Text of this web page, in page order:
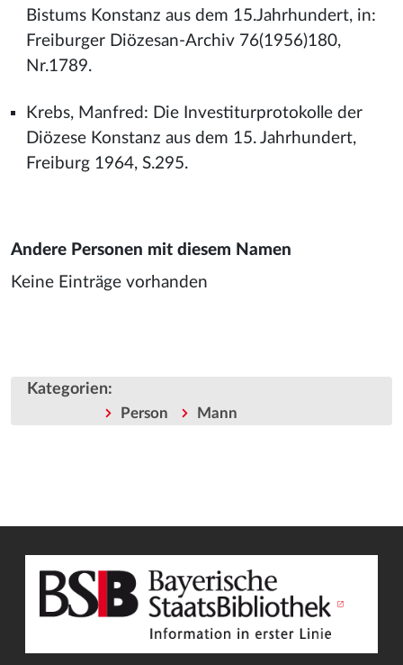
Bistums Konstanz aus dem 15.Jahrhundert, in:
Freiburger Diözesan-Archiv 76(1956)180,
Nr.1789.
Krebs, Manfred: Die Investiturprotokolle der
Diözese Konstanz aus dem 15. Jahrhundert,
Freiburg 1964, S.295.
Andere Personen mit diesem Namen
Keine Einträge vorhanden
Kategorien:
Person Mann